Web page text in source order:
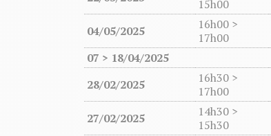
15h00
04/05/2025
16h00 >
17h00
07 > 18/04/2025
28/02/2025
16h30 >
17h00
27/02/2025
14h30 >
15h30